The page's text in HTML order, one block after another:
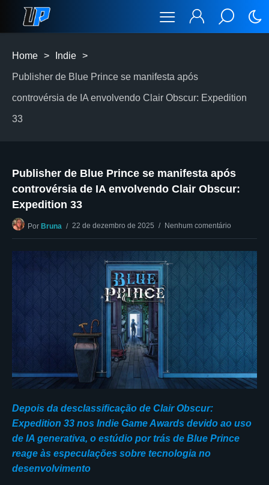
Home > Indie >
Publisher de Blue Prince se manifesta após
controvérsia de IA envolvendo Clair Obscur: Expedition
33
Publisher de Blue Prince se manifesta após
controvérsia de IA envolvendo Clair Obscur:
Expedition 33
Por Bruna 22 de dezembro de 2025 Nenhum comentário
Depois da desclassificação de Clair Obscur:
Expedition 33 nos Indie Game Awards devido ao uso
de IA generativa, o estúdio por trás de Blue Prince
reage às especulações sobre tecnologia no
desenvolvimento